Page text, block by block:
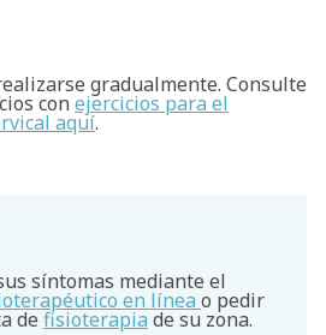
gradualmente. Consulte
con ejercicios para el
aquí.
síntomas mediante el
en línea o pedir
de fisioterapia de su zona.